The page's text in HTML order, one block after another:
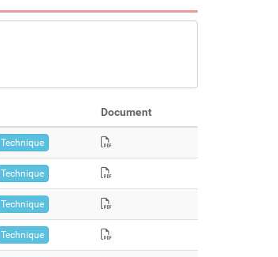
Document
Technique
Technique
Technique
Technique